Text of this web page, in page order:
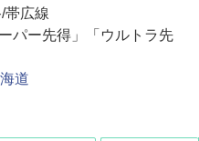
帯広線
パー先得」「ウルトラ先
道